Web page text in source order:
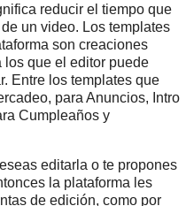
reducir el tiempo que
un video. Los templates
son creaciones
los que el editor puede
Entre los templates que
para Anuncios, Intro
Cumpleaños y
editarla o te propones
la plataforma les
de edición, como por